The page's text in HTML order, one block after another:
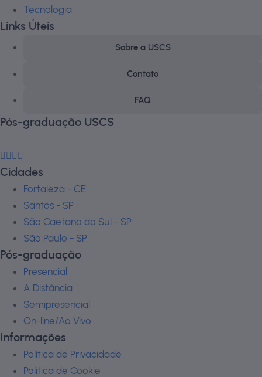
Tecnologia
Links Úteis
Sobre a USCS
Contato
FAQ
Pós-graduação USCS
Cidades
Fortaleza - CE
Santos - SP
São Caetano do Sul - SP
São Paulo - SP
Pós-graduação
Presencial
A Distância
Semipresencial
On-line/Ao Vivo
Informações
Política de Privacidade
Política de Cookie